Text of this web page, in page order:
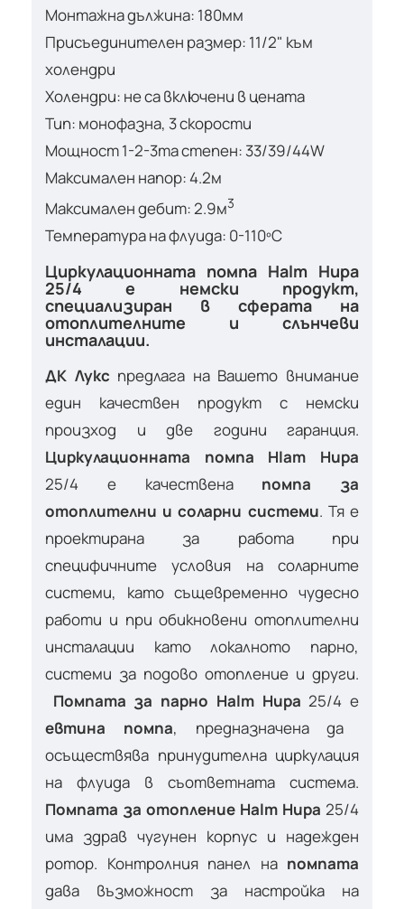
Монтажна дължина: 180мм
Присъединителен размер: 11/2" към
холендри
Холендри: не са включени в цената
Тип: монофазна, 3 скорости
Мощност 1-2-3та степен: 33/39/44W
Максимален напор: 4.2м
Максимален дебит: 2.9м3
Температура на флуида: 0-110ºС
Циркулационната помпа Halm Hupa
25/4 е немски продукт,
специализиран в сферата на
отоплителните и слънчеви
инсталации.
ДК Лукс предлага на Вашето внимание
един качествен продукт с немски
произход и две години гаранция.
Циркулационната помпа Hlam Hupa
25/4 е качествена помпа за
отоплителни и соларни системи. Тя е
проектирана за работа при
специфичните условия на соларните
системи, като същевременно чудесно
работи и при обикновени отоплителни
инсталации като локалното парно,
системи за подово отопление и други.
Помпата за парно Halm Hupa25/4 е
евтина помпа, предназначена да
осъществява принудителна циркулация
на флуида в съответната система.
Помпата за отопление Halm Hupa 25/4
има здрав чугунен корпус и надежден
ротор. Контролния панел напомпата
дава възможност за настройка на